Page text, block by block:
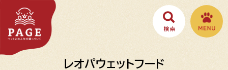
レオパウェットフード